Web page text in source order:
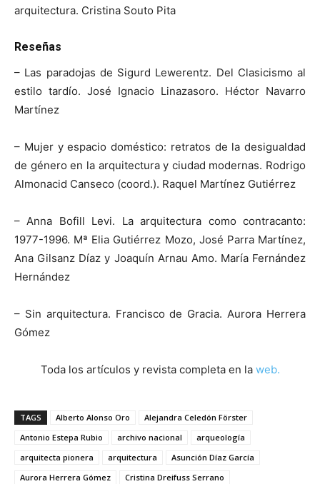
arquitectura. Cristina Souto Pita
Reseñas
– Las paradojas de Sigurd Lewerentz. Del Clasicismo al
estilo tardío. José Ignacio Linazasoro. Héctor Navarro
Martínez
– Mujer y espacio doméstico: retratos de la desigualdad
de género en la arquitectura y ciudad modernas. Rodrigo
Almonacid Canseco (coord.). Raquel Martínez Gutiérrez
– Anna Bofill Levi. La arquitectura como contracanto:
1977-1996. Mª Elia Gutiérrez Mozo, José Parra Martínez,
Ana Gilsanz Díaz y Joaquín Arnau Amo. María Fernández
Hernández
– Sin arquitectura. Francisco de Gracia. Aurora Herrera
Gómez
Toda los artículos y revista completa en la web.
TAGS Alberto Alonso Oro
Alejandra Celedón Förster
Antonio Estepa Rubio
archivo nacional
arqueología
arquitecta pionera
arquitectura
Asunción Díaz García
Aurora Herrera Gómez
Cristina Dreifuss Serrano